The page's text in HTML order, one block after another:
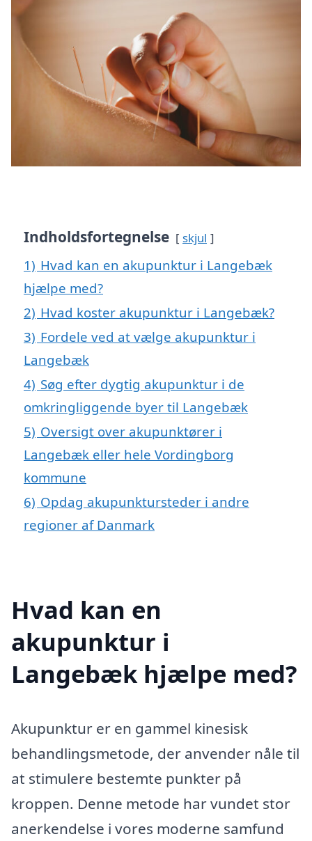
Indholdsfortegnelse skjul
1) Hvad kan en akupunktur i Langebæk
hjælpe med?
2) Hvad koster akupunktur i Langebæk?
3) Fordele ved at vælge akupunktur i
Langebæk
4) Søg efter dygtig akupunktur i de
omkringliggende byer til Langebæk
5) Oversigt over akupunktører i
Langebæk eller hele Vordingborg
kommune
6) Opdag akupunktursteder i andre
regioner af Danmark
Hvad kan en
akupunktur i
Langebæk hjælpe med?
Akupunktur er en gammel kinesisk
behandlingsmetode, der anvender nåle til
at stimulere bestemte punkter på
kroppen. Denne metode har vundet stor
anerkendelse i vores moderne samfund